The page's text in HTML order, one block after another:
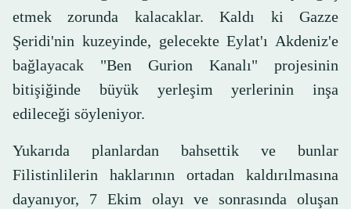
etmek zorunda kalacaklar. Kaldı ki Gazze
Şeridi'nin kuzeyinde, gelecekte Eylat'ı Akdeniz'e
bağlayacak "Ben Gurion Kanalı" projesinin
bitişiğinde büyük yerleşim yerlerinin inşa
edileceği söyleniyor.
Yukarıda planlardan bahsettik ve bunlar
Filistinlilerin haklarının ortadan kaldırılmasına
dayanıyor, 7 Ekim olayı ve sonrasında oluşan